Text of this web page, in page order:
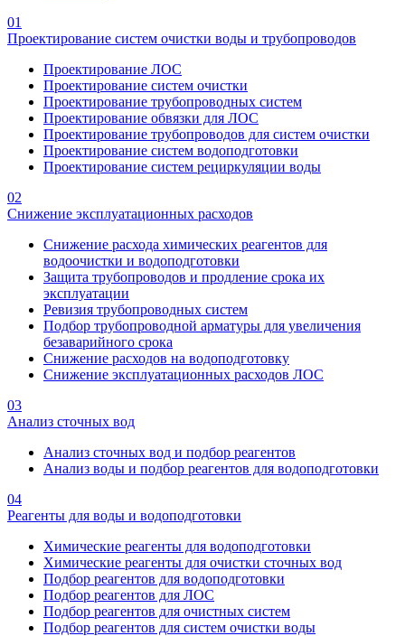
01
Проектирование систем очистки воды и трубопроводов
Проектирование ЛОС
Проектирование систем очистки
Проектирование трубопроводных систем
Проектирование обвязки для ЛОС
Проектирование трубопроводов для систем очистки
Проектирование систем водоподготовки
Проектирование систем рециркуляции воды
02
Снижение эксплуатационных расходов
Снижение расхода химических реагентов для
водоочистки и водоподготовки
Защита трубопроводов и продление срока их
эксплуатации
Ревизия трубопроводных систем
Подбор трубопроводной арматуры для увеличения
безаварийного срока
Снижение расходов на водоподготовку
Снижение эксплуатационных расходов ЛОС
03
Анализ сточных вод
Анализ сточных вод и подбор реагентов
Анализ воды и подбор реагентов для водоподготовки
04
Реагенты для воды и водоподготовки
Химические реагенты для водоподготовки
Химические реагенты для очистки сточных вод
Подбор реагентов для водоподготовки
Подбор реагентов для ЛОС
Подбор реагентов для очистных систем
Подбор реагентов для систем очистки воды